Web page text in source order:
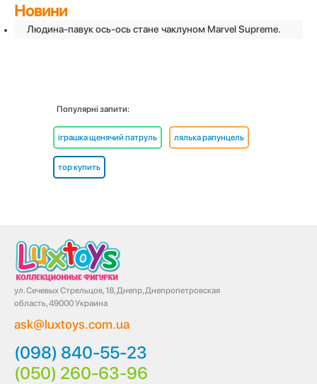
Новини
Людина-павук ось-ось стане чаклуном Marvel Supreme.
Популярні запити:
іграшка щенячий патруль лялька рапунцель
тор купить
ул. Сечевых Стрельцов, 18, Днепр, Днепропетровская
область, 49000 Украина
ask@luxtoys.com.ua
(098) 840-55-23
(050) 260-63-96